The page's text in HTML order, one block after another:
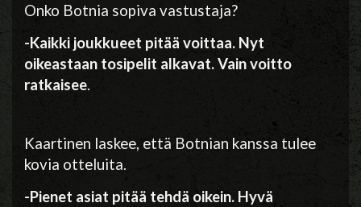
Onko Botnia sopiva vastustaja?
-Kaikki joukkueet pitää voittaa. Nyt
oikeastaan tosipelit alkavat. Vain voitto
ratkaisee.
Kaartinen laskee, että Botnian kanssa tulee
kovia otteluita.
-Pienet asiat pitää tehdä oikein. Hyvä